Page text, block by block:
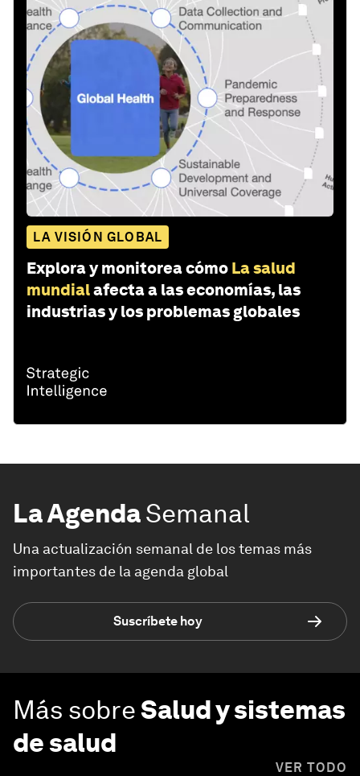
LA VISIÓN GLOBAL
Explora y monitorea cómo La salud
mundialafecta a las economías, las
industrias y los problemas globales
La AgendaSemanal
Una actualización semanal de los temas más
importantes de la agenda global
Suscríbete hoy
Más sobreSalud y sistemas
de salud
VER TODO